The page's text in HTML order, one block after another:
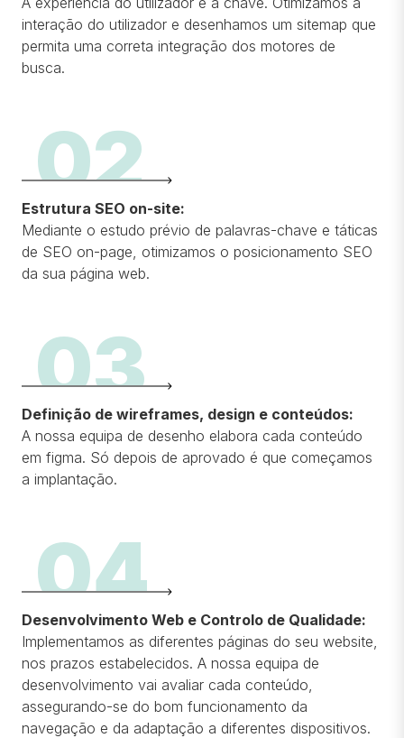
interação do utilizador e desenhamos um sitemap que
permita uma correta integração dos motores de
busca.
02
Estrutura SEO on-site:
Mediante o estudo prévio de palavras-chave e táticas
de SEO on-page, otimizamos o posicionamento SEO
da sua página web.
03
Definição de wireframes, design e conteúdos:
A nossa equipa de desenho elabora cada conteúdo
em figma. Só depois de aprovado é que começamos
a implantação.
04
Desenvolvimento Web e Controlo de Qualidade:
Implementamos as diferentes páginas do seu website,
nos prazos estabelecidos. A nossa equipa de
desenvolvimento vai avaliar cada conteúdo,
assegurando-se do bom funcionamento da
navegação e da adaptação a diferentes dispositivos.